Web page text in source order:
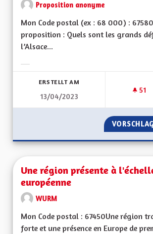
Proposition anonyme
Mon Code postal (ex : 68 000) :
proposition : Quels sont les grands
l’Alsace...
ERSTELLT AM
13/04/2023
51
Une région présente à
européenne
WURM
Mon Code postal : 67450Une région
forte et une présence en Europe de